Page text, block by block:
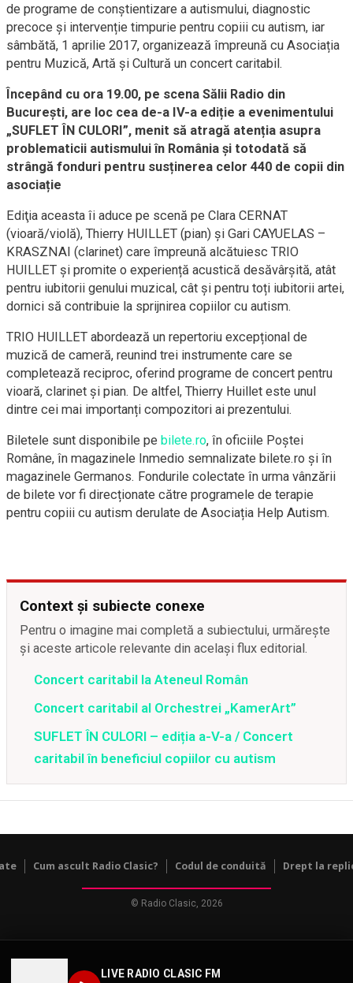
LIVE RADIO CLASIC FM
de programe de conștientizare a autismului, diagnostic
precoce și intervenție timpurie pentru copiii cu autism, iar
sâmbătă, 1 aprilie 2017, organizează împreună cu Asociația
pentru Muzică, Artă și Cultură un concert caritabil.
Începând cu ora 19.00, pe scena Sălii Radio din
București, are loc cea de-a IV-a ediție a evenimentului
„SUFLET ÎN CULORI”, menit să atragă atenția asupra
problematicii autismului în România și totodată să
strângă fonduri pentru susținerea celor 440 de copii din
asociație
Ediţia aceasta îi aduce pe scenă pe Clara CERNAT
(vioară/violă), Thierry HUILLET (pian) și Gari CAYUELAS –
KRASZNAI (clarinet) care împreună alcătuiesc TRIO
HUILLET și promite o experiență acustică desăvârșită, atât
pentru iubitorii genului muzical, cât și pentru toți iubitorii artei,
dornici să contribuie la sprijnirea copiilor cu autism.
TRIO HUILLET abordează un repertoriu excepțional de
muzică de cameră, reunind trei instrumente care se
completează reciproc, oferind programe de concert pentru
vioară, clarinet și pian. De altfel, Thierry Huillet este unul
dintre cei mai importanți compozitori ai prezentului.
Biletele sunt disponibile pe bilete.ro, în oficiile Poştei
Române, în magazinele Inmedio semnalizate bilete.ro şi în
magazinele Germanos. Fondurile colectate în urma vânzării
de bilete vor fi direcționate către programele de terapie
pentru copiii cu autism derulate de Asociația Help Autism.
Context și subiecte conexe
Pentru o imagine mai completă a subiectului, urmărește
și aceste articole relevante din același flux editorial.
Concert caritabil la Ateneul Român
Concert caritabil al Orchestrei „KamerArt”
SUFLET ÎN CULORI – ediția a-V-a / Concert
caritabil în beneficiul copiilor cu autism
Cum ascult Radio Clasic? Codul de conduită Drept la
© Radio Clasic, 2026